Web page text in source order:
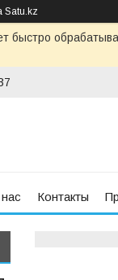
Satu.kz
быстро
Контакты